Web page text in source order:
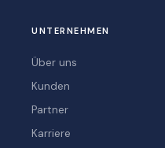
UNTERNEHMEN
Über uns
Kunden
Partner
Karriere